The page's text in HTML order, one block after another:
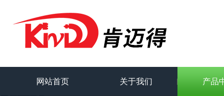
网站首页 关于我们 产品